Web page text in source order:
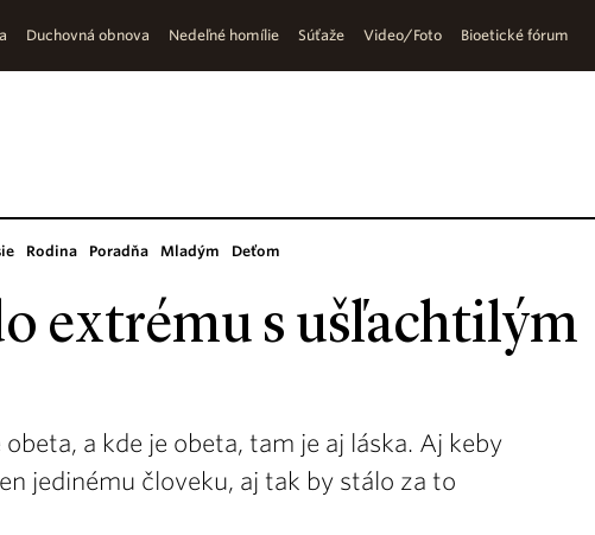
Duchovná obnova Nedeľné homílie Súťaže Video/Foto Bioetické fórum
Rodina Poradňa Mladým Deťom
extrému s ušľachtilým
a kde je obeta, tam je aj láska. Aj keby
jedinému človeku, aj tak by stálo za to